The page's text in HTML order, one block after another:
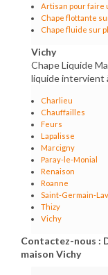
Artisan pour faire
Chape flottante
Chape fluide sur
Vichy
Chape Liquide
liquide intervient
Charlieu
Chauffailles
Feurs
Lapalisse
Marcigny
Paray-le-Monial
Renaison
Roanne
Saint-Germain-
Thizy
Vichy
Contactez-nous :
maison Vichy